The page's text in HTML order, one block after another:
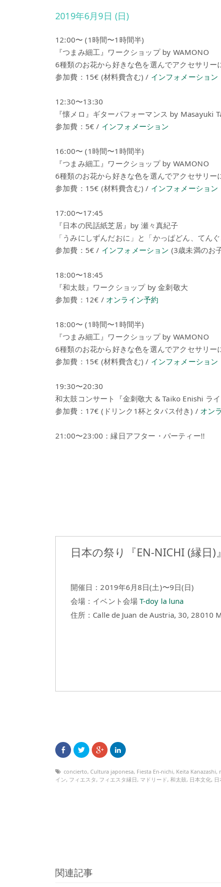
2019年6月9日 (日)
12:00〜 (1時間〜1時間半)
『つまみ細工』ワークショップ by WAMONO
6種類のお花から好きな色を選んでアクセサリー
参加費：15€ (材料費含む) / インフォメーション
12:30〜13:30
『懐メロ』ギターパフォーマンス by Masayuki
参加費：5€ / インフォメーション
16:00〜 (1時間〜1時間半)
『つまみ細工』ワークショップ by WAMONO
6種類のお花から好きな色を選んでアクセサリー
参加費：15€ (材料費含む) / インフォメーション
17:00〜17:45
『日本の民話紙芝居』by 瀬々真紀子
「うみにしずんだおに」と「かっぱどん、てん
参加費：5€ / インフォメーション (3歳未満のお
18:00〜18:45
『和太鼓』ワークショップ by 金刺敬大
参加費：12€ / オンライン予約
18:00〜 (1時間〜1時間半)
『つまみ細工』ワークショップ by WAMONO
6種類のお花から好きな色を選んでアクセサリー
参加費：15€ (材料費含む) / インフォメーション
19:30〜20:30
和太鼓コンサート『金刺敬大 & Taiko Enishi ライ
参加費：17€ (ドリンク1杯とタパス付き) / オン
21:00〜23:00：縁日アフター・パーティー!!
日本の祭り『EN-NICHI (縁日)』
開催日：2019年6月8日(土)〜9日(日)
会場：イベント会場T-doy la luna
住所：Calle de Juan de Austria, 30, 28010
concierto, Cultura japonesa, Fiesta En-nichi, Keita Kanazashi,
イン, フィエスタ, フィエスタ縁日, マドリード, 和太鼓, 日本文化, 日
関連記事